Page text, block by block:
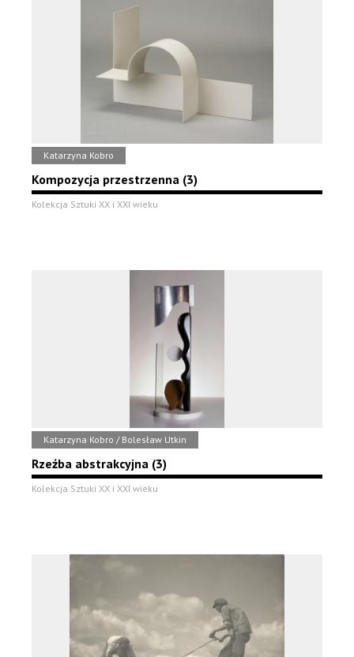
Katarzyna Kobro
Kompozycja przestrzenna (3)
Kolekcja Sztuki XX i XXI wieku
Katarzyna Kobro / Bolesław Utkin
Rzeźba abstrakcyjna (3)
Kolekcja Sztuki XX i XXI wieku